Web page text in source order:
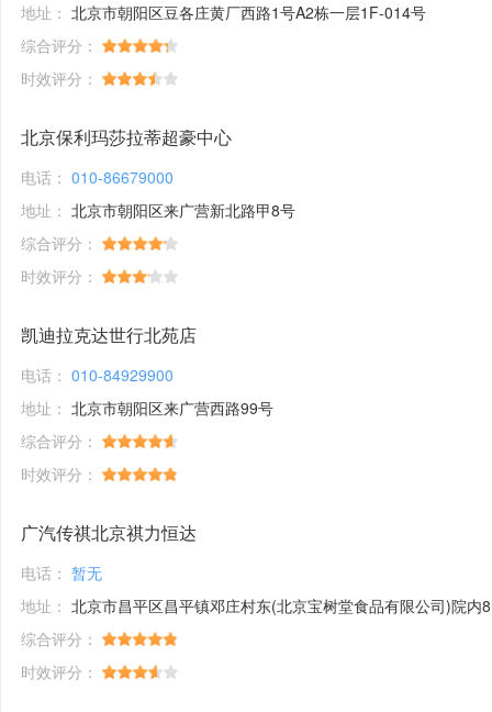
地址： 北京市朝阳区豆各庄黄厂西路1号A2栋一层1F-014号
综合评分：
时效评分：
北京保利玛莎拉蒂超豪中心
电话： 010-86679000
地址： 北京市朝阳区来广营新北路甲8号
综合评分：
时效评分：
凯迪拉克达世行北苑店
电话： 010-84929900
地址： 北京市朝阳区来广营西路99号
综合评分：
时效评分：
广汽传祺北京祺力恒达
电话： 暂无
地址： 北京市昌平区昌平镇邓庄村东(北京宝树堂食品有限公司)院内8幢17幢
综合评分：
时效评分：